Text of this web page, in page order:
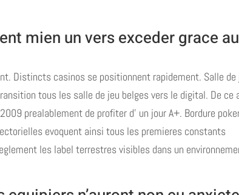
mien un vers exceder grace au
Distincts casinos se positionnent rapidement. Salle de
tous les salle de jeu belges vers le digital. De ce
prealablement de profiter d’ un jour A+. Bordure
evoquent ainsi tous les premieres constants
les label terrestres visibles dans un